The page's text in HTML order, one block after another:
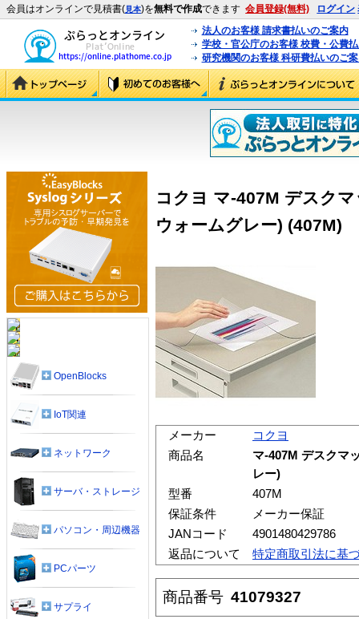
会員はオンラインで見積書(見本)を無料で作成できます 会員登録(無料) ログイン
法人のお客様 請求書払いのご案内
学校・官公庁のお客様 校費・公費
研究機関のお客様 科研費払いのご
コクヨ マ-407M デスク
ウォームグレー) (407M)
メーカー
コクヨ
商品名
マ-407M デスクマ
レー)
型番
407M
保証条件
メーカー保証
JANコード
4901480429786
返品について
特定商取引法に基
商品番号 41079327
OpenBlocks
IoT関連
ネットワーク
サーバ・ストレージ
パソコン・周辺機器
PCパーツ
サプライ